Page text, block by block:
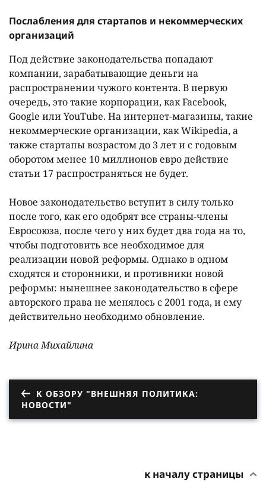
Послабления для стартапов и некоммерческих
организаций
Под действие законодательства попадают
компании, зарабатывающие деньги на
распространении чужого контента. В первую
очередь, это такие корпорации, как Facebook,
Google или YouTube. На интернет-магазины, такие
некоммерческие организации, как Wikipedia, а
также стартапы возрастом до 3 лет и с годовым
оборотом менее 10 миллионов евро действие
статьи 17 распространяться не будет.
Новое законодательство вступит в силу только
после того, как его одобрят все страны-члены
Евросоюза, после чего у них будет два года на то,
чтобы подготовить все необходимое для
реализации новой реформы. Однако в одном
сходятся и сторонники, и противники новой
реформы: нынешнее законодательство в сфере
авторского права не менялось с 2001 года, и ему
действительно необходимо обновление.
Ирина Михайлина
К ОБЗОРУ "ВНЕШНЯЯ ПОЛИТИКА:
НОВОСТИ"
к началу страницы